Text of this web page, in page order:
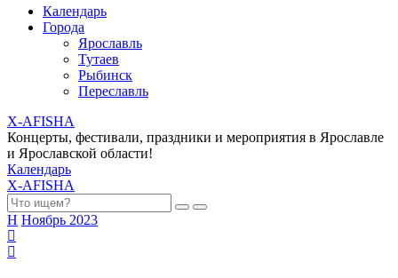
Календарь
Города
Ярославль
Тутаев
Рыбинск
Переславль
X-AFISHA
Концерты, фестивали, праздники и мероприятия в Ярославле
и Ярославской области!
Календарь
X-AFISHA
Н Ноябрь 2023